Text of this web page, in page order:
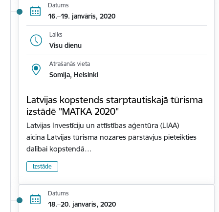
Datums
16.–19. janvāris, 2020
Laiks
Visu dienu
Atrašanās vieta
Somija, Helsinki
Latvijas kopstends starptautiskajā tūrisma
izstādē "MATKA 2020"
Latvijas Investīciju un attīstības aģentūra (LIAA)
aicina Latvijas tūrisma nozares pārstāvjus pieteikties
dalībai kopstendā…
Izstāde
Datums
18.–20. janvāris, 2020